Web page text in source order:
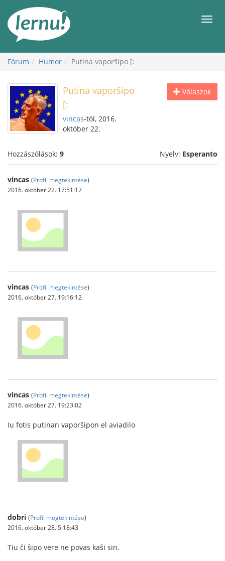
Fórum Humor Putina vaporŝipo [:
Válaszok
Putina vaporŝipo
[:
vincas-tól, 2016.
október 22.
Hozzászólások: 9 Nyelv: Esperanto
vincas (Profil megtekintése)
2016. október 22. 17:51:17
vincas (Profil megtekintése)
2016. október 27. 19:16:12
vincas (Profil megtekintése)
2016. október 27. 19:23:02
Iu fotis putinan vaporŝipon el aviadilo
dobri (Profil megtekintése)
2016. október 28. 5:18:43
Tiu ĉi ŝipo vere ne povas kaŝi sin.